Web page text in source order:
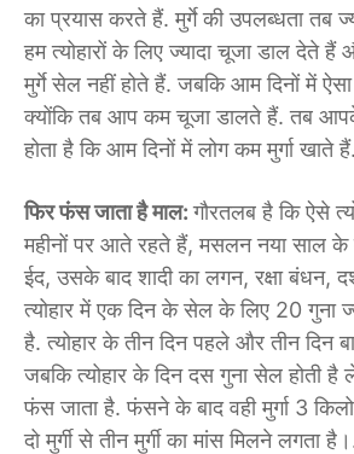
का प्रयास करते हैं. मुर्गे की उपलब्धता तब
हम त्योहारों के लिए ज्यादा चूजा डाल देते हैं
मुर्गे सेल नहीं होते हैं. जबकि आम दिनों में ऐसा
क्योंकि तब आप कम चूजा डालते हैं. तब आपके
होता है कि आम दिनों में लोग कम मुर्गा खाते हैं.
फिर फंस जाता है माल:गौरतलब है कि ऐसे
महीनों पर आते रहते हैं, मसलन नया साल के
ईद, उसके बाद शादी का लगन, रक्षा बंधन,
त्योहार में एक दिन के सेल के लिए 20 गुना
है. त्योहार के तीन दिन पहले और तीन दिन
जबकि त्योहार के दिन दस गुना सेल होती है
फंस जाता है. फंसने के बाद वही मुर्गा 3
दो मुर्गी से तीन मुर्गी का मांस मिलने लगता